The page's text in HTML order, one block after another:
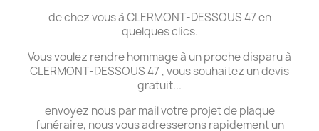
de chez vous à CLERMONT-DESSOUS 47 en
quelques clics.
Vous voulez rendre hommage à un proche disparu à
CLERMONT-DESSOUS 47 , vous souhaitez un devis
gratuit...
envoyez nous par mail votre projet de plaque
funéraire, nous vous adresserons rapidement un